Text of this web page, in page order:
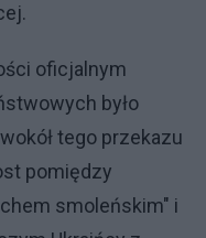
oficjalnym
było
tego przekazu
pomiędzy
smoleńskim" i